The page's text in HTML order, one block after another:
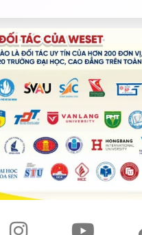
năm ngoái lấy điểm
sẽ tăng vài chục
TS, cạnh tranh cao hơn.
bạ có xu hướng tương tự,
xét thẳng với học sinh
1-3 điểm”, tiến sĩ
Trường ĐH Kinh tế-Luật
ngành “hút” TS có thể
nhẹ so với năm
ngành thương mại điện
nghiệp THPT) và 945